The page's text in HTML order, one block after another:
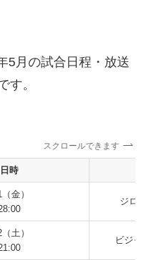
5月の試合日程・放送
す。
スクロールできます
日時
金）
ジロ
土）
ビジャ